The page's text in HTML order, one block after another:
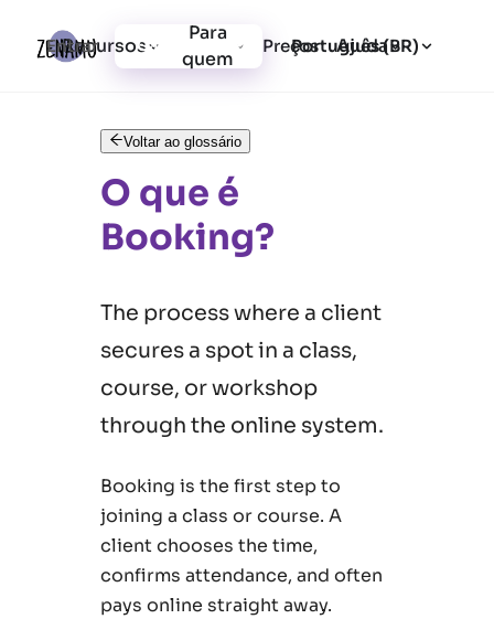
Recursos
Para
quem
Preços Ajuda
Entrar Cadastrar-se Português (BR)
Voltar ao glossário
O que é
Booking?
The process where a client
secures a spot in a class,
course, or workshop
through the online system.
Booking is the first step to
joining a class or course. A
client chooses the time,
confirms attendance, and often
pays online straight away.